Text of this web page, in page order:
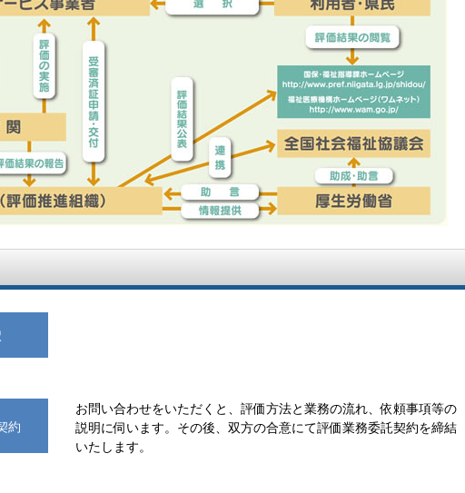
約
お問い合わせをいただくと、評価方法と業務の流れ、依頼事項等の
説明に伺います。その後、双方の合意にて評価業務委託契約を締結
いたします。